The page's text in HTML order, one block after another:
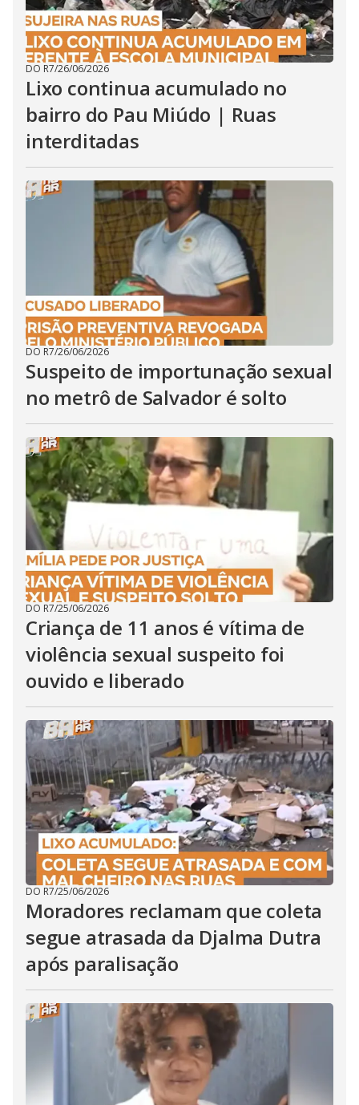
DO R7/26/06/2026
Lixo continua acumulado no
bairro do Pau Miúdo | Ruas
interditadas
DO R7/26/06/2026
Suspeito de importunação sexual
no metrô de Salvador é solto
DO R7/25/06/2026
Criança de 11 anos é vítima de
violência sexual suspeito foi
ouvido e liberado
DO R7/25/06/2026
Moradores reclamam que coleta
segue atrasada da Djalma Dutra
após paralisação